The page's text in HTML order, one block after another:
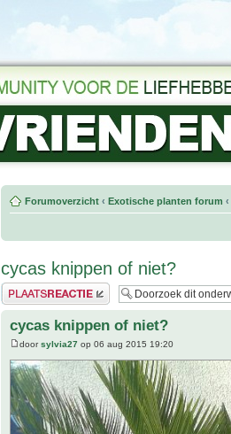
Forumoverzicht ‹ Exotische planten forum ‹
cycas knippen of niet?
Plaats een reactie
cycas knippen of niet?
doorsylvia27 op 06 aug 2015 19:20